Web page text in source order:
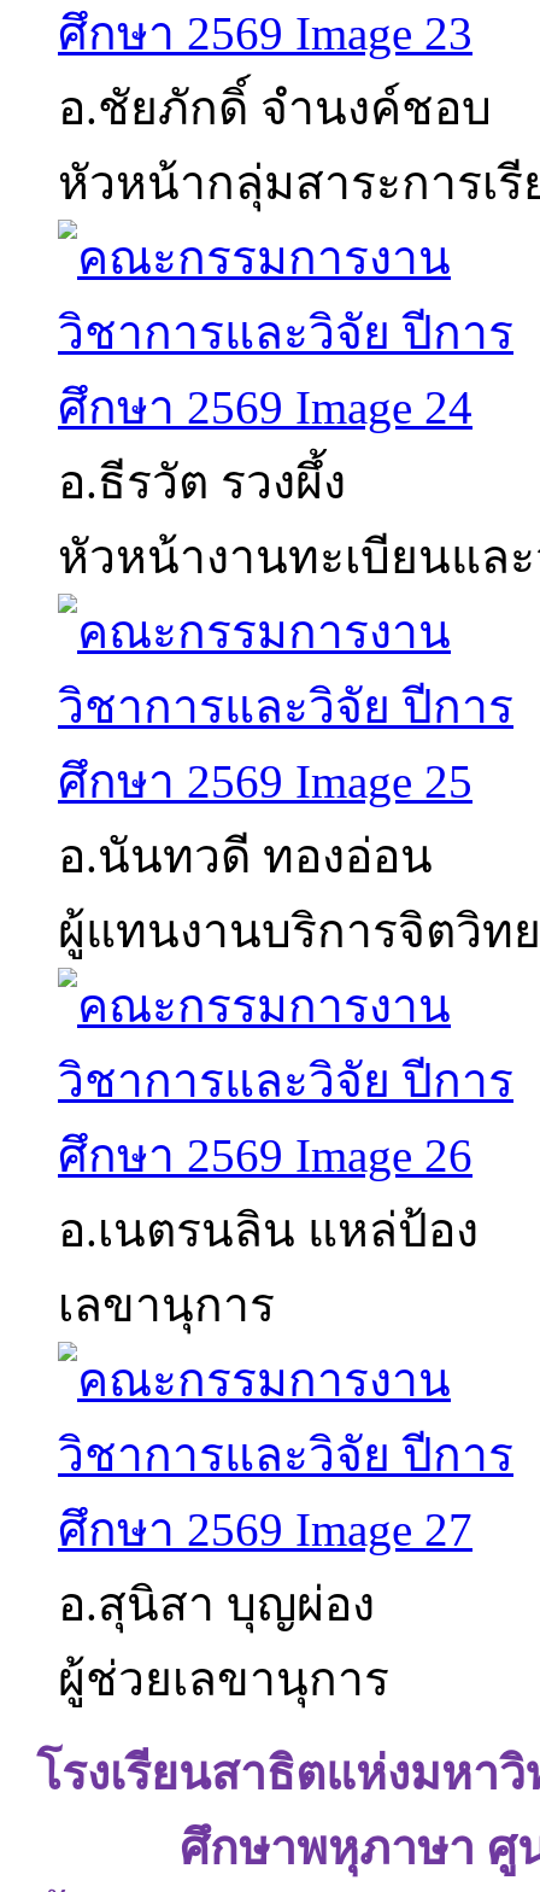
อ.ชัยภักดิ์ จำนงค์ชอบ
หัวหน้ากลุ่มสาระการเ
อ.ธีรวัต รวงผึ้ง
หัวหน้างานทะเบียนแล
อ.นันทวดี ทองอ่อน
ผู้แทนงานบริการจิตวิท
อ.เนตรนลิน แหล่ป้อง
เลขานุการ
อ.สุนิสา บุญผ่อง
ผู้ช่วยเลขานุการ
โรงเรียนสาธิตแห่งมหา
ศึกษาพหุภาษา ศู